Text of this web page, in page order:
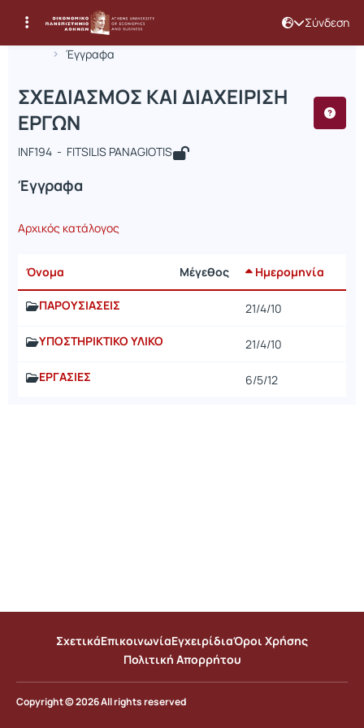
Σύνδεση
Αρχική Σελίδα
Έγγραφα
Μάθημα : ΣΧΕΔΙΑΣΜΟΣ ΚΑΙ
Κωδικός : INF194
ΣΧΕΔΙΑΣΜΟΣ ΚΑΙ ΔΙΑΧΕΙΡΙΣΗ
ΕΡΓΩΝ
INF194 - FITSILIS PANAGIOTIS
Έγγραφα
Αρχικός κατάλογος
Όνομα Μέγεθος Ημερομηνία
ΠΑΡΟΥΣΙΑΣΕΙΣ 21/4/10
ΥΠΟΣΤΗΡΙΚΤΙΚΟ ΥΛΙΚΟ 21/4/10
ΕΡΓΑΣΙΕΣ 6/5/12
ΣχετικάΕπικοινωνίαΕγχειρίδιαΌροι Χρήσης
Πολιτική Απορρήτου
Copyright © 2026 All rights reserved